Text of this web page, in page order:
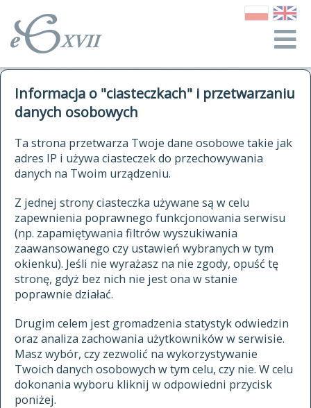
Informacja o "ciasteczkach" i przetwarzaniu
danych osobowych
Ta strona przetwarza Twoje dane osobowe takie jak
adres IP i używa ciasteczek do przechowywania
danych na Twoim urządzeniu.
Z jednej strony ciasteczka używane są w celu
zapewnienia poprawnego funkcjonowania serwisu
(np. zapamiętywania filtrów wyszukiwania
zaawansowanego czy ustawień wybranych w tym
okienku). Jeśli nie wyrażasz na nie zgody, opuść tę
stronę, gdyż bez nich nie jest ona w stanie
poprawnie działać.
Drugim celem jest gromadzenia statystyk odwiedzin
oraz analiza zachowania użytkowników w serwisie.
Masz wybór, czy zezwolić na wykorzystywanie
Twoich danych osobowych w tym celu, czy nie. W celu
dokonania wyboru kliknij w odpowiedni przycisk
poniżej.
autorzy Słownika
historia
publikacje
źródła
autorzy tekstów źródłowych
zasady opracowania
statystyki
najnowsze hasła
ostatnio zmodyfikowane hasła
materiały archiwalne
cytowanie
kontakt
kwerendy
jak cytować Słownik
ELEKTRONICZNY SŁOWNIK
JĘZYKA POLSKIEGO
XVII I XVIII WIEKU
znajdź hasła
zaczynające się od